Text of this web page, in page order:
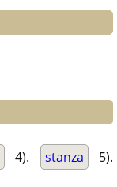
4). stanza 5).